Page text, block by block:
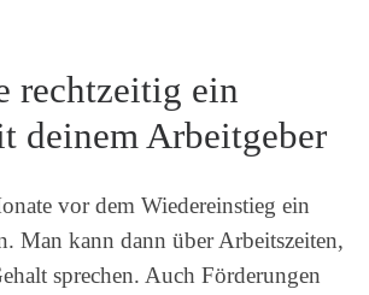
rechtzeitig ein
deinem Arbeitgeber
vor dem Wiedereinstieg ein
Man kann dann über Arbeitszeiten,
sprechen. Auch Förderungen